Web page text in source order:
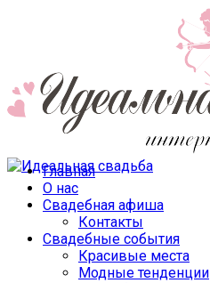
Главная
О нас
Свадебная афиша
Контакты
Свадебные события
Красивые места
Модные тенденции